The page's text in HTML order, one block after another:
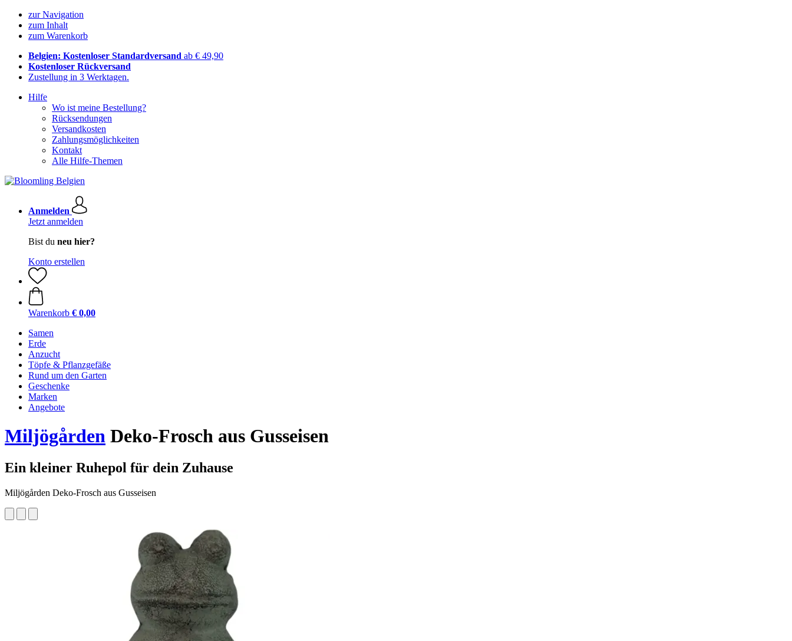
zur Navigation
zum Inhalt
zum Warenkorb
Belgien: Kostenloser Standardversand ab € 49,90
Kostenloser Rückversand
Zustellung in 3 Werktagen.
Hilfe
Wo ist meine Bestellung?
Rücksendungen
Versandkosten
Zahlungsmöglichkeiten
Kontakt
Alle Hilfe-Themen
Anmelden
Jetzt anmelden
Bist du neu hier?
Konto erstellen
Warenkorb € 0,00
Samen
Erde
Anzucht
Töpfe & Pflanzgefäße
Rund um den Garten
Geschenke
Marken
Angebote
Miljögården Deko-Frosch aus Gusseisen
Ein kleiner Ruhepol für dein Zuhause
Miljögården Deko-Frosch aus Gusseisen